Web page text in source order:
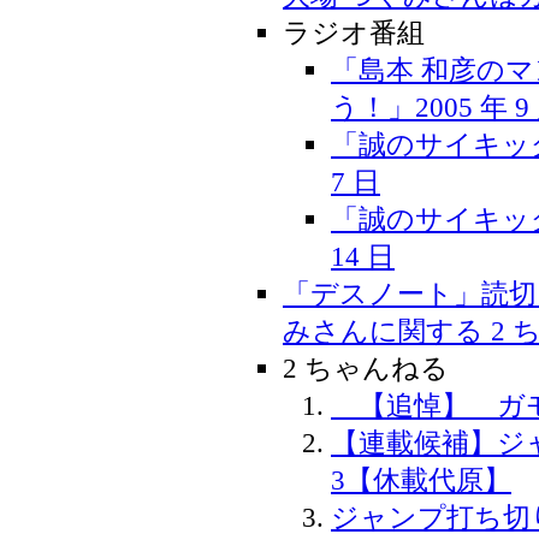
ラジオ番組
「島本 和彦の
う！」2005 年 9
「誠のサイキ
7 日
「誠のサイキ
14 日
「デスノート」読
みさんに関する 2
2 ちゃんねる
【追悼】 ガ
【連載候補】
3【休載代原】
ジャンプ打ち